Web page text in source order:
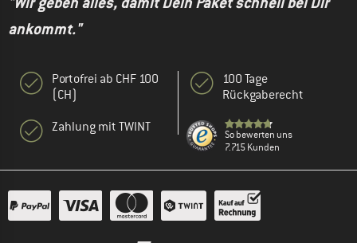
ankommt."
Portofrei ab CHF 100
(CH)
Zahlung mit TWINT
100 Tage
Rückgaberecht
So bewerten uns
7.715 Kunden